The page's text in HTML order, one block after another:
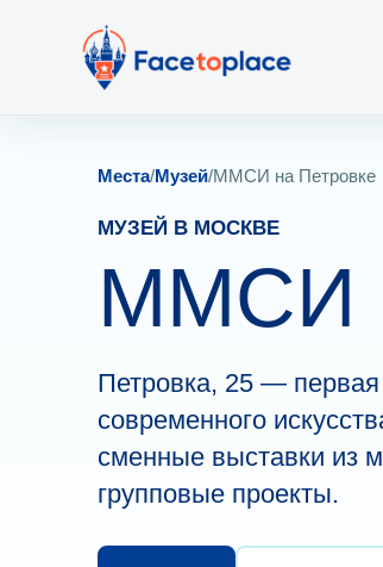
Места/Музей/ММСИ на Петровке
МУЗЕЙ В МОСКВЕ
ММСИ
Петровка, 25 —
современного
сменные выставки из
групповые проекты.